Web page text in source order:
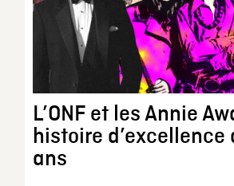
L’ONF et les Annie
histoire d’excellence
ans